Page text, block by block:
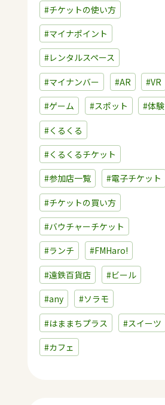
#チケットの使い方
#マイナポイント
#レンタルスペース
#マイナンバー #AR #VR
#ゲーム #スポット #体験
#くるくる
#くるくるチケット
#参加店一覧 #電子チケット
#チケットの買い方
#バウチャーチケット
#ランチ #FMHaro!
#遠鉄百貨店 #ビール
#any #ソラモ
#はままちプラス #スイーツ
#カフェ